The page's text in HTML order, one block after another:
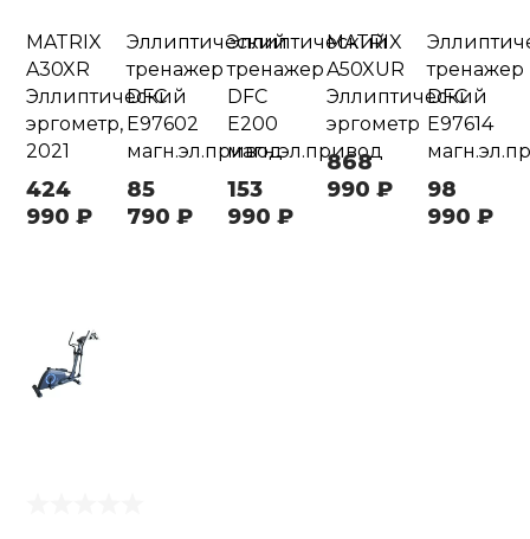
MATRIX
A30XR
Эллиптический
эргометр,
2021
424
990 ₽
Эллиптический
тренажер
DFC
E97602
магн.эл.привод
85
790 ₽
Эллиптический
тренажер
DFC
E200
магн.эл.привод
153
990 ₽
MATRIX
A50XUR
Эллиптический
эргометр
868
990 ₽
тренажер
DFC
E97614
98
990 ₽